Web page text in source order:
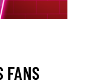
FANS